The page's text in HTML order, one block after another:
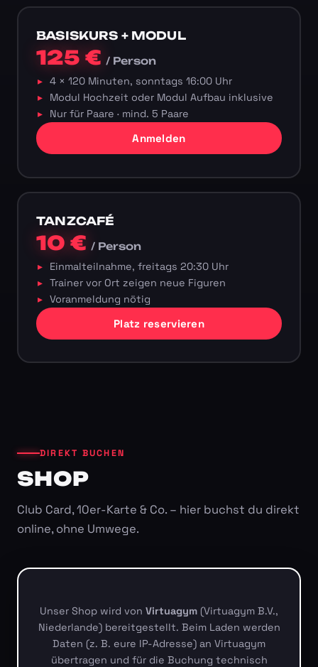
BASISKURS + MODUL
125 €/ Person
4 × 120 Minuten, sonntags 16:00 Uhr
Modul Hochzeit oder Modul Aufbau inklusive
Nur für Paare · mind. 5 Paare
Anmelden
TANZCAFÉ
10 €/ Person
Einmalteilnahme, freitags 20:30 Uhr
Trainer vor Ort zeigen neue Figuren
Voranmeldung nötig
Platz reservieren
DIREKT BUCHEN
SHOP
Club Card, 10er-Karte & Co. – hier buchst du direkt
online, ohne Umwege.
Unser Shop wird von Virtuagym (Virtuagym B.V.,
Niederlande) bereitgestellt. Beim Laden werden
Daten (z. B. eure IP-Adresse) an Virtuagym
übertragen und für die Buchung technisch